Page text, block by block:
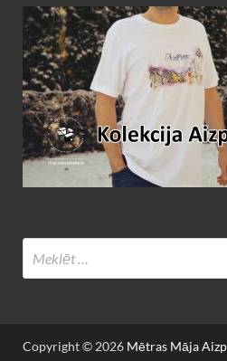
Copyright © 2026 Mētras Māja